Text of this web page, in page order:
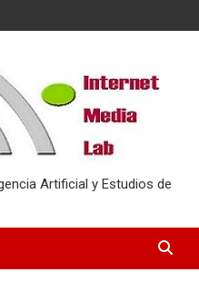
Artificial y Estudios de